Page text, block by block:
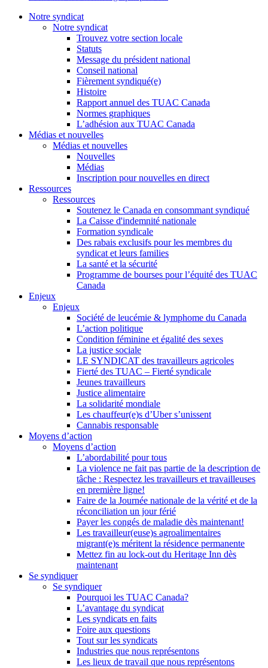
Notre syndicat
Notre syndicat
Trouvez votre section locale
Statuts
Message du président national
Conseil national
Fièrement syndiqué(e)
Histoire
Rapport annuel des TUAC Canada
Normes graphiques
L’adhésion aux TUAC Canada
Médias et nouvelles
Médias et nouvelles
Nouvelles
Médias
Inscription pour nouvelles en direct
Ressources
Ressources
Soutenez le Canada en consommant syndiqué
La Caisse d'indemnité nationale
Formation syndicale
Des rabais exclusifs pour les membres du
syndicat et leurs families
La santé et la sécurité
Programme de bourses pour l’équité des TUAC
Canada
Enjeux
Enjeux
Société de leucémie & lymphome du Canada
L’action politique
Condition féminine et égalité des sexes
La justice sociale
LE SYNDICAT des travailleurs agricoles
Fierté des TUAC – Fierté syndicale
Jeunes travailleurs
Justice alimentaire
La solidarité mondiale
Les chauffeur(e)s d’Uber s’unissent
Cannabis responsable
Moyens d’action
Moyens d’action
L’abordabilité pour tous
La violence ne fait pas partie de la description de
tâche : Respectez les travailleurs et travailleuses
en première ligne!
Faire de la Journée nationale de la vérité et de la
réconciliation un jour férié
Payer les congés de maladie dès maintenant!
Les travailleur(euse)s agroalimentaires
migrant(e)s méritent la résidence permanente
Mettez fin au lock-out du Heritage Inn dès
maintenant
Se syndiquer
Se syndiquer
Pourquoi les TUAC Canada?
L’avantage du syndicat
Les syndicats en faits
Foire aux questions
Tout sur les syndicats
Industries que nous représentons
Les lieux de travail que nous représentons